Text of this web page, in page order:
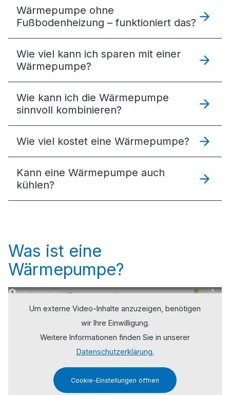
Wärmepumpe ohne
Fußbodenheizung – funktioniert das?
Wie viel kann ich sparen mit einer
Wärmepumpe?
Wie kann ich die Wärmepumpe
sinnvoll kombinieren?
Wie viel kostet eine Wärmepumpe?
Kann eine Wärmepumpe auch
kühlen?
Was ist eine
Wärmepumpe?
Um externe Video-Inhalte anzuzeigen, benötigen
wir Ihre Einwilligung.
Weitere Informationen finden Sie in unserer
Datenschutzerklärung.
Cookie-Einstellungen öffnen